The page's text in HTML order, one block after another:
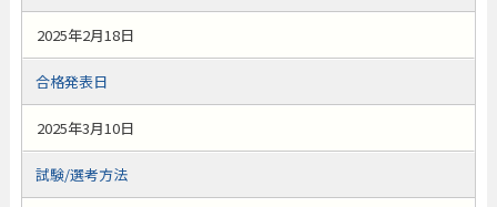
2025年2月18日
合格発表日
2025年3月10日
試験/選考方法